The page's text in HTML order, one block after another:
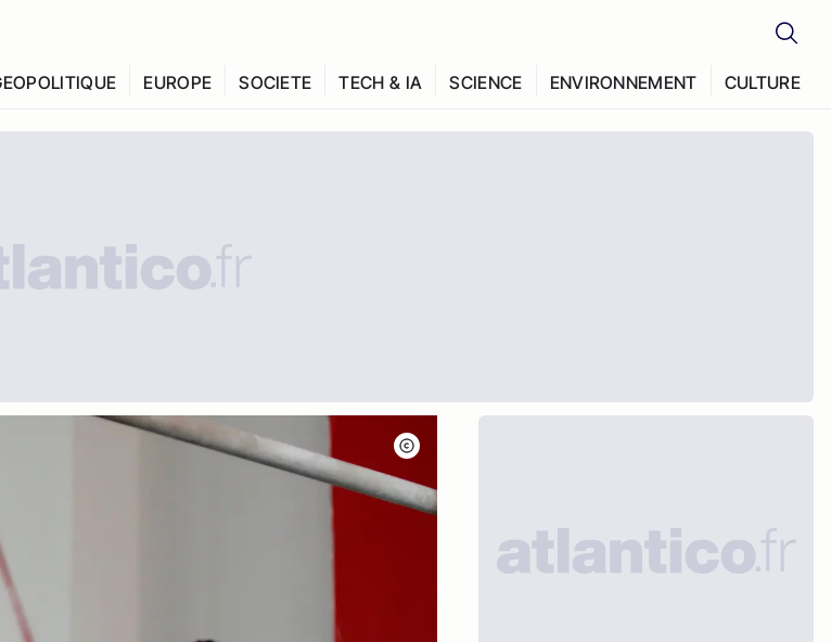
EUROPE SOCIETE TECH & IA SCIENCE ENVIRONNEMENT CULTURE